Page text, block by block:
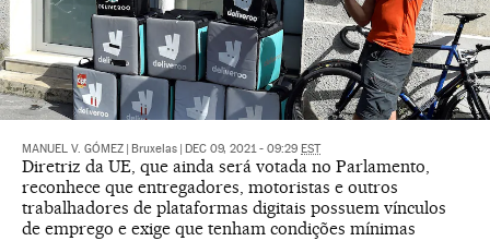
MANUEL V. GÓMEZ Bruxelas DEC 09, 2021 - 09:29 EST
Diretriz da UE, que ainda será votada no Parlamento,
reconhece que entregadores, motoristas e outros
trabalhadores de plataformas digitais possuem vínculos
de emprego e exige que tenham condições mínimas